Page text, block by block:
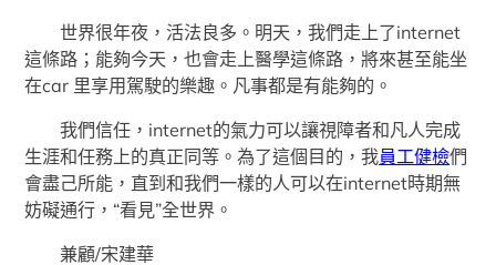
世界很年夜，活法良多。明天，我們走上了internet
這條路；能夠今天，也會走上醫學這條路，將來甚至能坐
在car 里享用駕駛的樂趣。凡事都是有能夠的。
我們信任，internet的氣力可以讓視障者和凡人完成
生涯和任務上的真正同等。為了這個目的，我員工健檢們
會盡己所能，直到和我們一樣的人可以在internet時期無
妨礙通行，“看見”全世界。
兼顧/宋建華